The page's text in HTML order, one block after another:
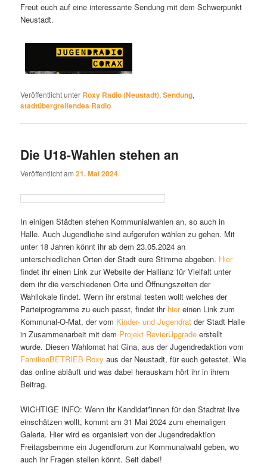
Freut euch auf eine interessante Sendung mit dem Schwerpunkt
Neustadt.
Veröffentlicht unter Roxy Radio (Neustadt),Sendung,
stadtübergreifendes Radio
Die U18-Wahlen stehen an
Veröffentlicht am21. Mai 2024
In einigen Städten stehen Kommunialwahlen an, so auch in
Halle. Auch Jugendliche sind aufgerufen wählen zu gehen. Mit
unter 18 Jahren könnt ihr ab dem 23.05.2024 an
unterschiedlichen Orten der Stadt eure Stimme abgeben. Hier
findet ihr einen Link zur Website der Hallianz für Vielfalt unter
dem ihr die verschiedenen Orte und Öffnungszeiten der
Wahllokale findet. Wenn ihr erstmal testen wollt welches der
Parteiprogramme zu euch passt, findet ihr hiereinen Link zum
Kommunal-O-Mat, der vom Kinder- und Jugendrat der Stadt Halle
in Zusammenarbeit mit dem Projekt RevierUpgrade erstellt
wurde. Diesen Wahlomat hat Gina, aus der Jugendredaktion vom
FamilienBETRIEB Roxy aus der Neustadt, für euch getestet. Wie
das online abläuft und was dabei herauskam hört ihr in ihrem
Beitrag.
WICHTIGE INFO: Wenn ihr Kandidat*innen für den Stadtrat live
einschätzen wollt, kommt am 31 Mai 2024 zum ehemaligen
Galeria. Hier wird es organisiert von der Jugendredaktion
Freitagsbemme ein Jugendforum zur Kommunalwahl geben, wo
auch ihr Fragen stellen könnt. Seit dabei!